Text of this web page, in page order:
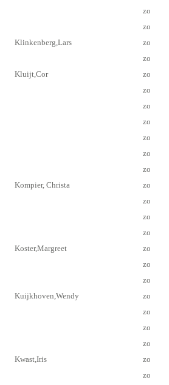
zo
zo
Klinkenberg,Lars
zo
zo
Kluijt,Cor
zo
zo
zo
zo
zo
zo
zo
Kompier, Christa
zo
zo
zo
zo
Koster,Margreet
zo
zo
zo
Kuijkhoven,Wendy
zo
zo
zo
zo
Kwast,Iris
zo
zo